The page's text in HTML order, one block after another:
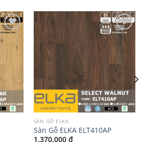
Add to
wishlist
wishlist
SÀN GỖ ELKA
Sàn Gỗ ELKA ELT410AP
1.370.000 ₫